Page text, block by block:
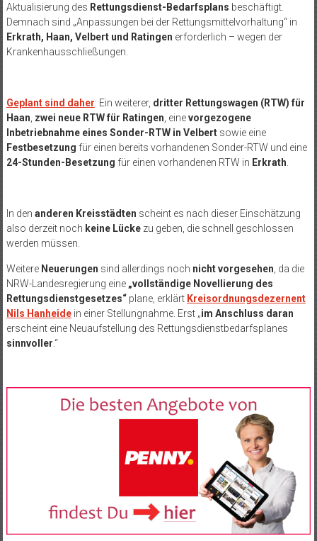
Aktualisierung des Rettungsdienst-Bedarfsplans beschäftigt.
Demnach sind „Anpassungen bei der Rettungsmittelvorhaltung“ in
Erkrath, Haan, Velbert und Ratingen erforderlich – wegen der
Krankenhausschließungen.
Geplant sind daher: Ein weiterer, dritter Rettungswagen (RTW) für
Haan zwei neue RTW für Ratingen , einevorgezogene
Inbetriebnahme eines Sonder-RTW in Velbertsowie eine
Festbesetzung für einen bereits vorhandenen Sonder-RTW und eine
24-Stunden-Besetzung für einen vorhandenen RTW in Erkrath
In den anderen Kreisstädten scheint es nach dieser Einschätzung
also derzeit noch keine Lückezu geben, die schnell geschlossen
werden müssen.
Weitere Neuerungen sind allerdings noch nicht vorgesehen , da die
NRW-Landesregierung eine „vollständige Novellierung des
Rettungsdienstgesetzes“plane, erklärt Kreisordnungsdezernent
Nils Hanheidein einer Stellungnahme. Erst „im Anschluss daran
erscheint eine Neuaufstellung des Rettungsdienstbedarfsplanes
sinnvoller .“